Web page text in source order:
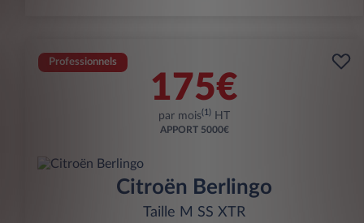
Professionnels
175€
par mois(1) HT
APPORT 5000€
Citroën Berlingo
Taille M SS XTR